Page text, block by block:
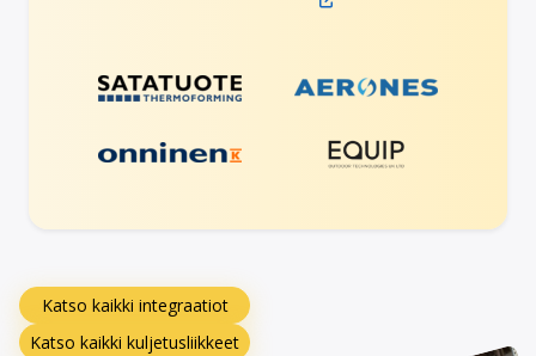
Katso kaikki integraatiot
Katso kaikki kuljetusliikkeet